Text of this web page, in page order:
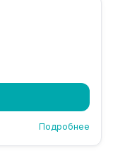
Подробнее